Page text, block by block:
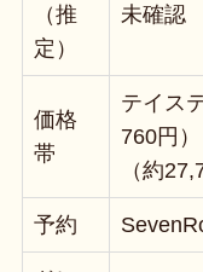
（推
定）
未確認
価格
帯
テイス
760円
（約
予約